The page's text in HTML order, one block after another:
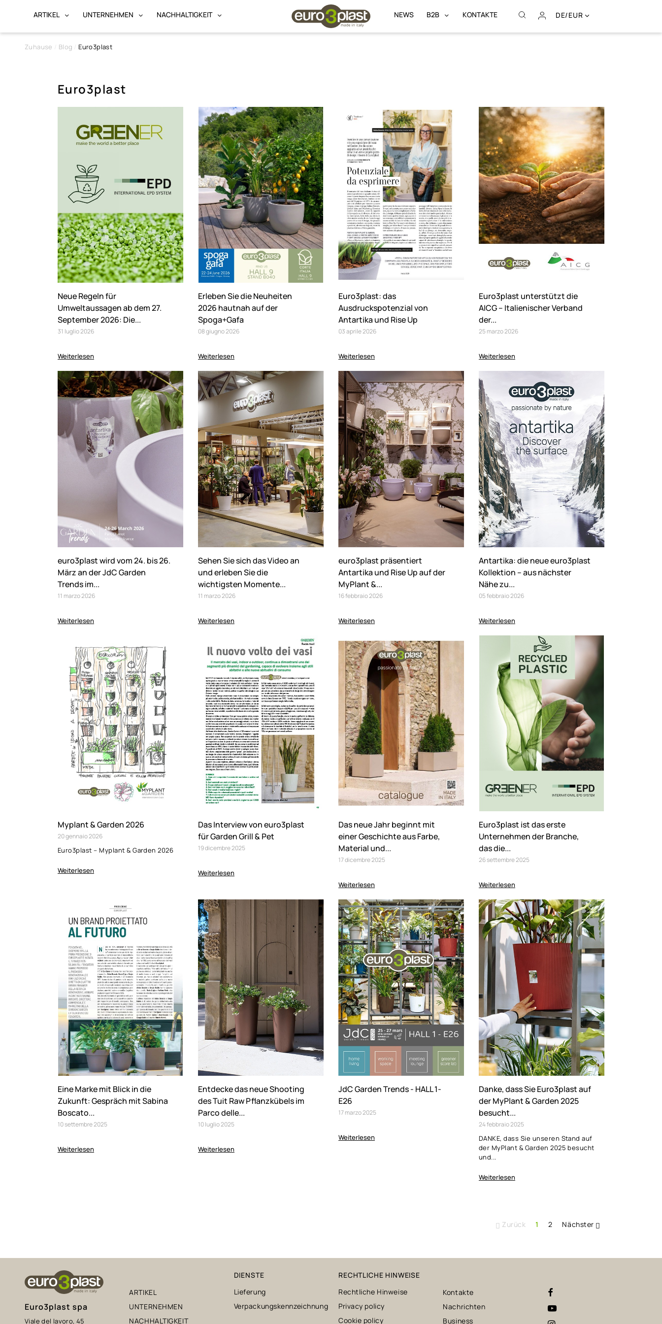
ARTIKEL UNTERNEHMEN NACHHALTIGKEIT NEWS B2B KONTAKTE DE/EUR
Zuhause Blog Euro3plast
Euro3plast
Neue Regeln für
Umweltaussagen ab dem 27.
September 2026: Die...
31 luglio2026
Weiterlesen
Erleben Sie die Neuheiten
2026 hautnah auf der
Spoga+Gafa
08giugno2026
Weiterlesen
Euro3plast: das
Ausdruckspotenzial von
Antartika und Rise Up
03aprile2026
Weiterlesen
Euro3plast unterstützt die
AICG – Italienischer Verband
der...
25marzo2026
Weiterlesen
euro3plast wird vom 24. bis 26.
März an der JdC Garden
Trends im...
11 marzo2026
Weiterlesen
Sehen Sie sich das Video an
und erleben Sie die
wichtigsten Momente...
11 marzo2026
Weiterlesen
euro3plast präsentiert
Antartika und Rise Up auf der
MyPlant &...
16febbraio2026
Weiterlesen
Antartika: die neue euro3plast
Kollektion – aus nächster
Nähe zu...
05febbraio2026
Weiterlesen
Myplant & Garden 2026
20gennaio2026
Euro3plast – Myplant & Garden 2026
Weiterlesen
Das Interview von euro3plast
für Garden Grill & Pet
19dicembre2025
Weiterlesen
Das neue Jahr beginnt mit
einer Geschichte aus Farbe,
Material und...
17dicembre2025
Weiterlesen
Euro3plast ist das erste
Unternehmen der Branche,
das die...
26settembre2025
Weiterlesen
Eine Marke mit Blick in die
Zukunft: Gespräch mit Sabina
Boscato...
10settembre2025
Weiterlesen
Entdecke das neue Shooting
des Tuit Raw Pflanzkübels im
Parco delle...
10luglio2025
Weiterlesen
JdC Garden Trends - HALL 1-
E26
17marzo2025
Weiterlesen
Danke, dass Sie Euro3plast auf
der MyPlant & Garden 2025
besucht...
24febbraio2025
DANKE, dass Sie unseren Stand auf
der MyPlant & Garden 2025 besucht
und...
Weiterlesen
 Zurück 1 2 Nächster 
Euro3plast spa
Viale del lavoro, 45
ARTIKEL
UNTERNEHMEN
NACHHALTIGKEIT
DIENSTE
Lieferung
Verpackungskennzeichnung
RECHTLICHE HINWEISE
Rechtliche Hinweise
Privacy policy
Cookie policy
Kontakte
Nachrichten
Business